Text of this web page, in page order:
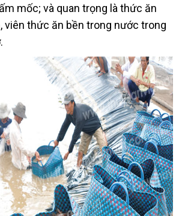
mốc; và quan trọng là thức ăn
viên thức ăn bền trong nước trong